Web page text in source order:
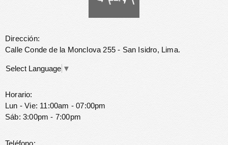
Dirección:
Calle Conde de la Monclova 255 - San Isidro, Lima.
Select Language ▼
Horario:
Lun - Vie: 11:00am - 07:00pm
Sáb: 3:00pm - 7:00pm
Teléfono: